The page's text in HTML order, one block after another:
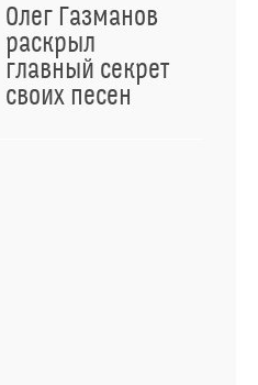
Олег Газманов
раскрыл
главный секрет
своих песен